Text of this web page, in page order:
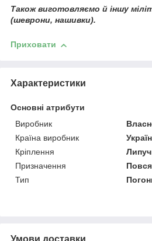
Також виготовляємо й іншу
(шеврони, нашивки).
Приховати
Характеристики
Основні атрибути
Виробник
Країна виробник
Кріплення
Призначення
Тип
Умови доставки